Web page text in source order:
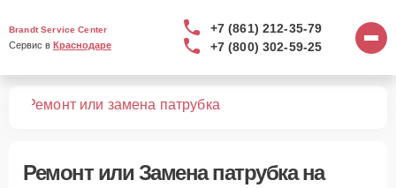
Brandt Service Center
Сервис в Краснодаре
+7 (861) 212-35-79
+7 (800) 302-59-25
Ремонт или замена патрубка
Ремонт или Замена патрубкана